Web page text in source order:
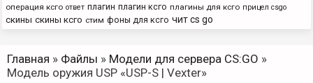
операция ксго ответ плагин плагин ксго плагины для ксго прицел csgo
скины скины ксго стим фоны для ксго чит cs go
Главная » Файлы » Модели для сервера CS:GO »
Модель оружия USP «USP-S | Vexter»